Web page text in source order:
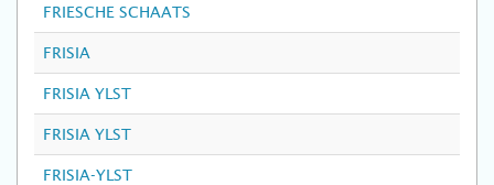
FRIESCHE SCHAATS
FRISIA
FRISIA YLST
FRISIA YLST
FRISIA-YLST